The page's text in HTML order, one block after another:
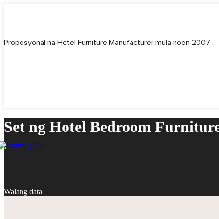
Propesyonal na Hotel Furniture Manufacturer mula noon 2007
Set ng Hotel Bedroom
Walang data